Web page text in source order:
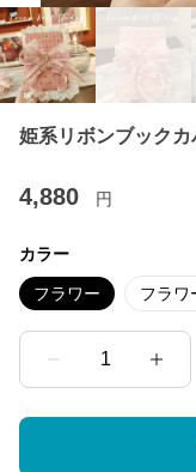
姫系リボンブックカ
4,880 円
カラー
フラワー フラワ
1